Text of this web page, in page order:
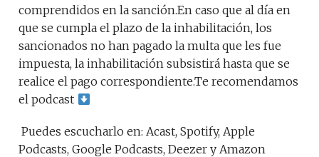
comprendidos en la sanción.En caso que al día en
que se cumpla el plazo de la inhabilitación, los
sancionados no han pagado la multa que les fue
impuesta, la inhabilitación subsistirá hasta que se
realice el pago correspondiente.Te recomendamos
el podcast
Puedes escucharlo en: Acast, Spotify, Apple
Podcasts, Google Podcasts, Deezer y Amazon